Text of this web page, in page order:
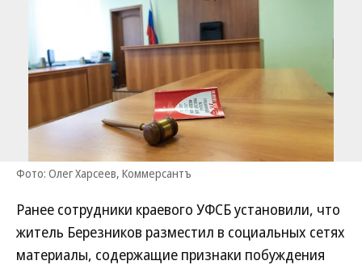
Фото: Олег Харсеев, Коммерсантъ
Ранее сотрудники краевого УФСБ установили, что
житель Березников разместил в социальных сетях
материалы, содержащие признаки побуждения